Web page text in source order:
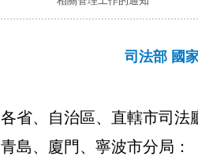
司法部 國
各省、自治區、直轄市司法
青島、廈門、寧波市分局：